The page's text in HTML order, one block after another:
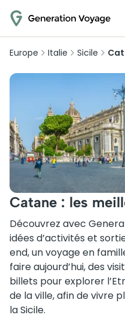
Europe Italie Sicile
Catane : les
Découvrez avec
idées d’activités et
end, un voyage en
faire aujourd’hui, des
billets pour explorer
de la ville, afin de vivre
la Sicile.